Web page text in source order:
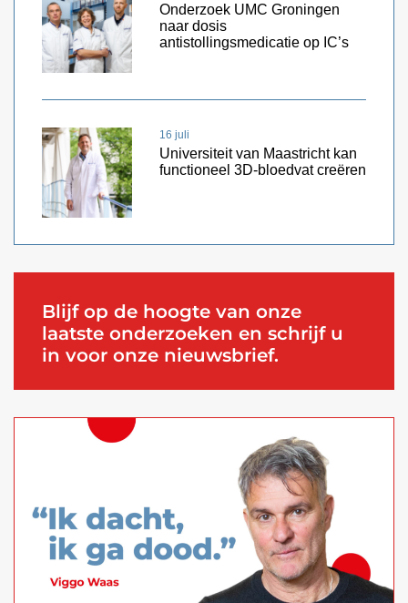
Onderzoek UMC Groningen
naar dosis
antistollingsmedicatie op IC’s
16 juli
Universiteit van Maastricht kan
functioneel 3D-bloedvat creëren
Blijf op de hoogte van onze
laatste onderzoeken en schrijf u
in voor onze nieuwsbrief.